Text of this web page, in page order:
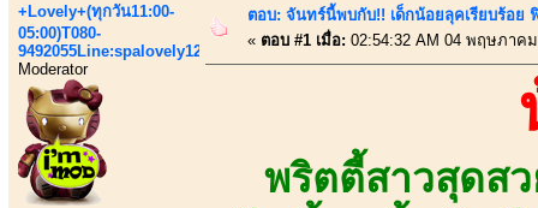
+Lovely+(ทุกวัน11:00-
05:00)T080-
9492055Line:spalovely123
Moderator
ตอบ: จันทร์นี้พบกับ!! เด็กน้อยลุคเรียบร้อย
« ตอบ #1 เมื่อ: 02:54:32 AM 04 พฤษภาค
พริตตี้สาวสุดส